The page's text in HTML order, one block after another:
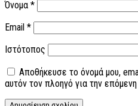
Όνομα *
Email *
Ιστότοπος
Αποθήκευσε το όνομά μου,
αυτόν τον πλοηγό για την